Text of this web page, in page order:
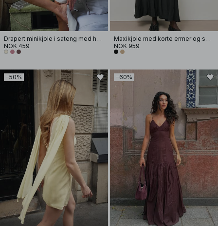
Drapert minikjole i sateng med halterneck
NOK 459
Maxikjole med korte ermer og smock i livet
NOK 959
−50% −60%